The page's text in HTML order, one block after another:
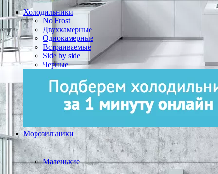
Холодильники
No Frost
Двухкамерные
Однокамерные
Встраиваемые
Side by side
Черные
Морозильники
Маленькие